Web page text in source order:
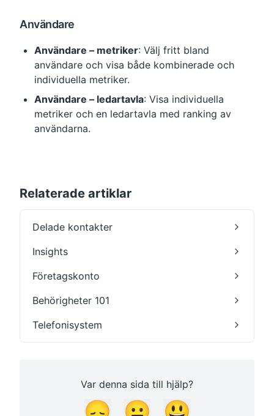
Användare
Användare – metriker: Välj fritt bland
användare och visa både kombinerade och
individuella metriker.
Användare – ledartavla: Visa individuella
metriker och en ledartavla med ranking av
användarna.
Relaterade artiklar
Delade kontakter
Insights
Företagskonto
Behörigheter 101
Telefonisystem
Var denna sida till hjälp?